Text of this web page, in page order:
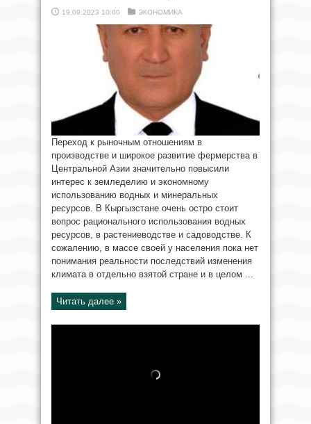
19.09.2023 10:00 ЭКОНОМИКА
Переход к рыночным отношениям в
производстве и широкое развитие фермерства в
Центральной Азии значительно повысили
интерес к земледелию и экономному
использованию водных и минеральных
ресурсов. В Кыргызстане очень остро стоит
вопрос рационального использования водных
ресурсов, в растениеводстве и садоводстве. К
сожалению, в массе своей у населения пока нет
понимания реальности последствий изменения
климата в отдельно взятой стране и в целом ...
Читать далее »